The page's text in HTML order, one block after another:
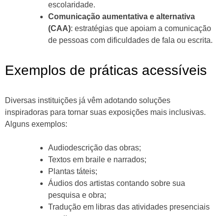
escolaridade.
Comunicação aumentativa e alternativa
(CAA): estratégias que apoiam a comunicação
de pessoas com dificuldades de fala ou escrita.
Exemplos de práticas acessíveis
Diversas instituições já vêm adotando soluções
inspiradoras para tornar suas exposições mais inclusivas.
Alguns exemplos:
Audiodescrição das obras;
Textos em braile e narrados;
Plantas táteis;
Áudios dos artistas contando sobre sua
pesquisa e obra;
Tradução em libras das atividades presenciais